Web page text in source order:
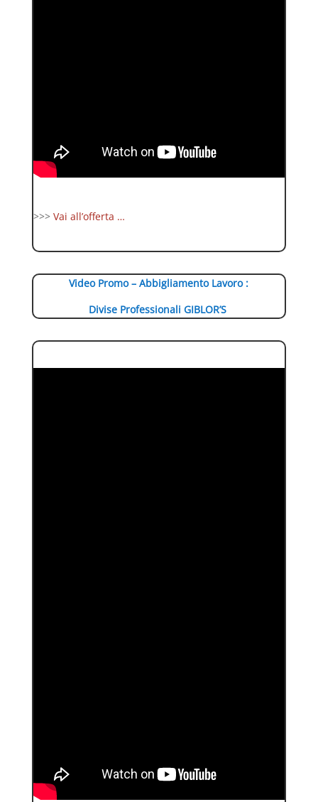
>>> Vai all’offerta …
Video Promo – Abbigliamento Lavoro :
Divise Professionali GIBLOR’S